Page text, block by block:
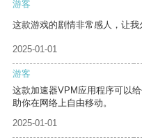
游客
这款游戏的剧情非常感人，让我
2025-01-01
游客
这款加速器VPM应用程序可以
助你在网络上自由移动。
2025-01-01